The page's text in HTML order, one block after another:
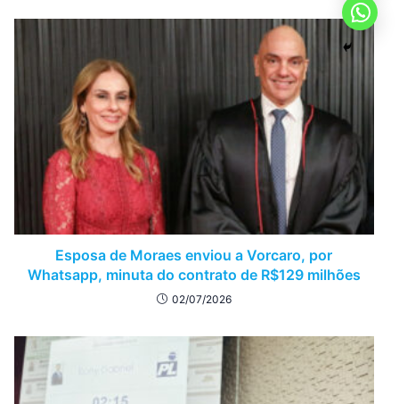
Esposa de Moraes enviou a Vorcaro, por
Whatsapp, minuta do contrato de R$129 milhões
02/07/2026